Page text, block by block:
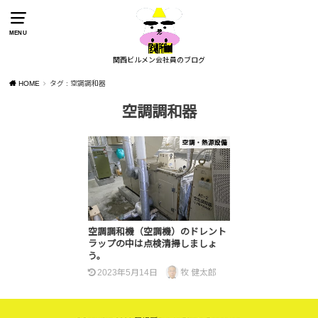
MENU
関西ビルメン会社員のブログ
HOME タグ : 空調調和器
空調調和器
空調・熱源設備
空調調和機（空調機）のドレント
ラップの中は点検清掃しましょ
う。
2023年5月14日 牧 健太郎